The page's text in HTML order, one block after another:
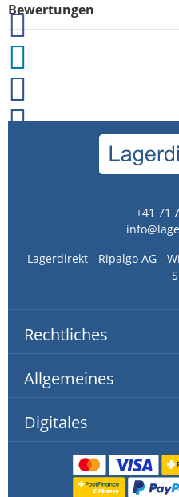
Bewertungen
+41 71
Lagerdirekt - Ripalgo AG -
Rechtliches
Allgemeines
Digitales